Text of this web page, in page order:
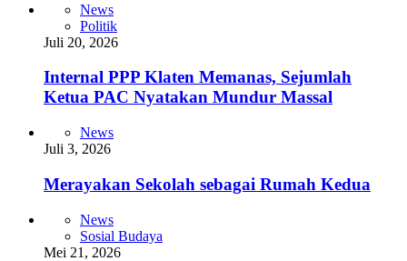
News
Politik
Juli 20, 2026
Internal PPP Klaten Memanas, Sejumlah
Ketua PAC Nyatakan Mundur Massal
News
Juli 3, 2026
Merayakan Sekolah sebagai Rumah Kedua
News
Sosial Budaya
Mei 21, 2026